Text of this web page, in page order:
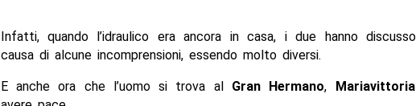
Infatti, quando l’idraulico era ancora in casa, i due hanno
causa di alcune incomprensioni, essendo molto diversi.
E anche ora che l’uomo si trova al Gran Hermano, Mariavittoria